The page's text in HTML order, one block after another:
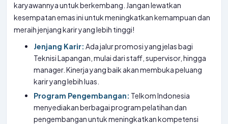
karyawannya untuk berkembang. Jangan lewatkan
kesempatan emas ini untuk meningkatkan kemampuan dan
meraih jenjang karir yang lebih tinggi!
Jenjang Karir: Ada jalur promosi yang jelas bagi
Teknisi Lapangan, mulai dari staff, supervisor, hingga
manager. Kinerja yang baik akan membuka peluang
karir yang lebih luas.
Program Pengembangan: Telkom Indonesia
menyediakan berbagai program pelatihan dan
pengembangan untuk meningkatkan kompetensi